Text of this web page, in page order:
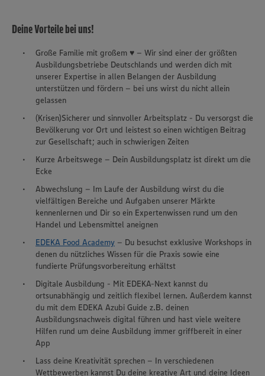
Wir setzen Cookies und andere Technologien ein, um Ihnen
ermöglichen. Wir verwenden Ihre Daten, um unsere
Deine Vorteile bei uns!
Große Familie mit großem ♥ – Wir sind einer der größten
Ausbildungsbetriebe Deutschlands und werden dich mit
unserer Expertise in allen Belangen der Ausbildung
unterstützen und fördern – bei uns wirst du nicht allein
gelassen
(Krisen)Sicherer und sinnvoller Arbeitsplatz - Du versorgst die
Bevölkerung vor Ort und leistest so einen wichtigen Beitrag
zur Gesellschaft; auch in schwierigen Zeiten
Kurze Arbeitswege – Dein Ausbildungsplatz ist direkt um die
Ecke
Abwechslung – Im Laufe der Ausbildung wirst du die
vielfältigen Bereiche und Aufgaben unserer Märkte
kennenlernen und Dir so ein Expertenwissen rund um den
Handel und Lebensmittel aneignen
EDEKA Food Academy – Du besuchst exklusive Workshops in
denen du nützliches Wissen für die Praxis sowie eine
fundierte Prüfungsvorbereitung erhältst
Digitale Ausbildung - Mit EDEKA-Next kannst du
ortsunabhängig und zeitlich flexibel lernen. Außerdem kannst
du mit dem EDEKA Azubi Guide z.B. deinen
Ausbildungsnachweis digital führen und hast viele weitere
Hilfen rund um deine Ausbildung immer griffbereit in einer
App
Lass deine Kreativität sprechen – In verschiedenen
Wettbewerben kannst Du deine kreative Art und deine Ideen